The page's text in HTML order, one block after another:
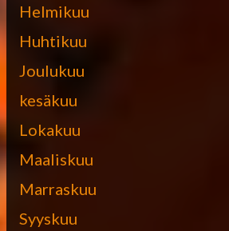
Helmikuu
Huhtikuu
Joulukuu
kesäkuu
Lokakuu
Maaliskuu
Marraskuu
Syyskuu